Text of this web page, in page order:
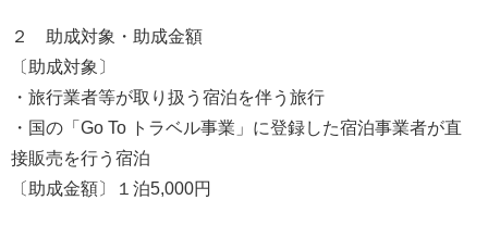
２ 助成対象・助成金額
〔助成対象〕
・旅行業者等が取り扱う宿泊を伴う旅行
・国の「Go To トラベル事業」に登録した宿泊事業者が直
接販売を行う宿泊
〔助成金額〕１泊5,000円